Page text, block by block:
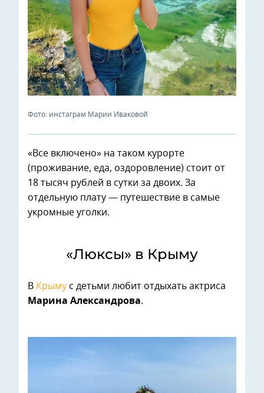
Фото: инстаграм Марии Иваковой
«Все включено» на таком курорте
(проживание, еда, оздоровление) стоит от
18 тысяч рублей в сутки за двоих. За
отдельную плату — путешествие в самые
укромные уголки.
«Люксы» в Крыму
В Крыму с детьми любит отдыхать актриса
Марина Александрова.